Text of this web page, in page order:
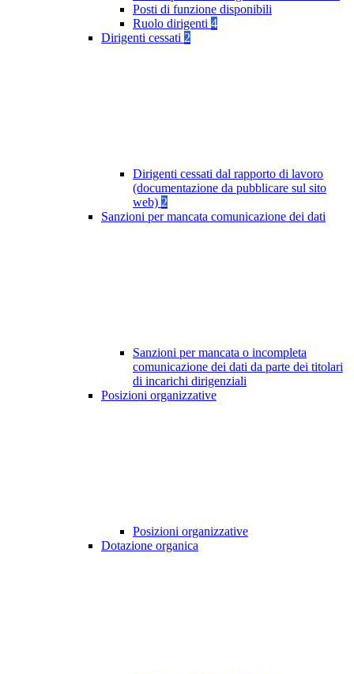
Posti di funzione disponibili
Ruolo dirigenti 4
Dirigenti cessati 2
Dirigenti cessati dal rapporto di lavoro
(documentazione da pubblicare sul sito
web) 2
Sanzioni per mancata comunicazione dei dati
Sanzioni per mancata o incompleta
comunicazione dei dati da parte dei titolari
di incarichi dirigenziali
Posizioni organizzative
Posizioni organizzative
Dotazione organica